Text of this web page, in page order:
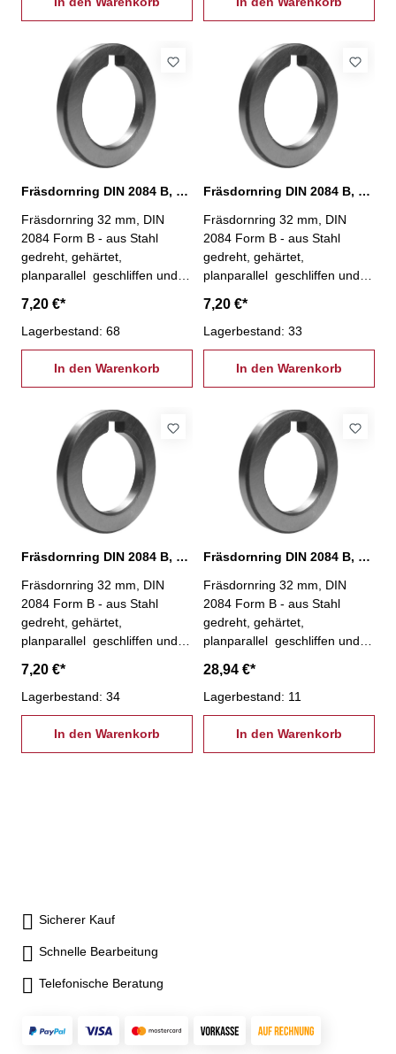
Fräsdornring DIN 2084 B, Ø 32 x 4 mm
Fräsdornring 32 mm, DIN
2084 Form B - aus Stahl
gedreht, gehärtet,
planparallel geschliffen und
Außen-Ø: 47 mmStärke: 4
mm
7,20 €*
Lagerbestand: 68
In den Warenkorb
Fräsdornring DIN 2084 B, Ø 32 x 5 mm
Fräsdornring 32 mm, DIN
2084 Form B - aus Stahl
gedreht, gehärtet,
planparallel geschliffen und
Außen-Ø: 47 mmStärke: 5
mm
7,20 €*
Lagerbestand: 33
In den Warenkorb
Fräsdornring DIN 2084 B, Ø 32 x 6 mm
Fräsdornring 32 mm, DIN
2084 Form B - aus Stahl
gedreht, gehärtet,
planparallel geschliffen und
Außen-Ø: 47 mmStärke: 6
mm
7,20 €*
Lagerbestand: 34
In den Warenkorb
Fräsdornring DIN 2084 B, Ø 32 x 60 mm
Fräsdornring 32 mm, DIN
2084 Form B - aus Stahl
gedreht, gehärtet,
planparallel geschliffen und
Außen-Ø: 47 mmStärke: 60
mm
28,94 €*
Lagerbestand: 11
In den Warenkorb
Sicherer Kauf
Schnelle Bearbeitung
Telefonische Beratung